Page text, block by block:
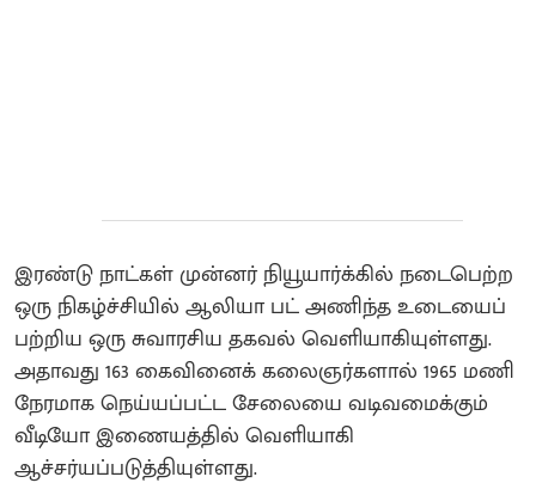
இரண்டு நாட்கள் முன்னர் நியூயார்க்கில் நடைபெற்ற
ஒரு நிகழ்ச்சியில் ஆலியா பட் அணிந்த உடையைப்
பற்றிய ஒரு சுவாரசிய தகவல் வெளியாகியுள்ளது.
அதாவது 163 கைவினைக் கலைஞர்களால் 1965 மணி
நேரமாக நெய்யப்பட்ட சேலையை வடிவமைக்கும்
வீடியோ இணையத்தில் வெளியாகி
ஆச்சர்யப்படுத்தியுள்ளது.